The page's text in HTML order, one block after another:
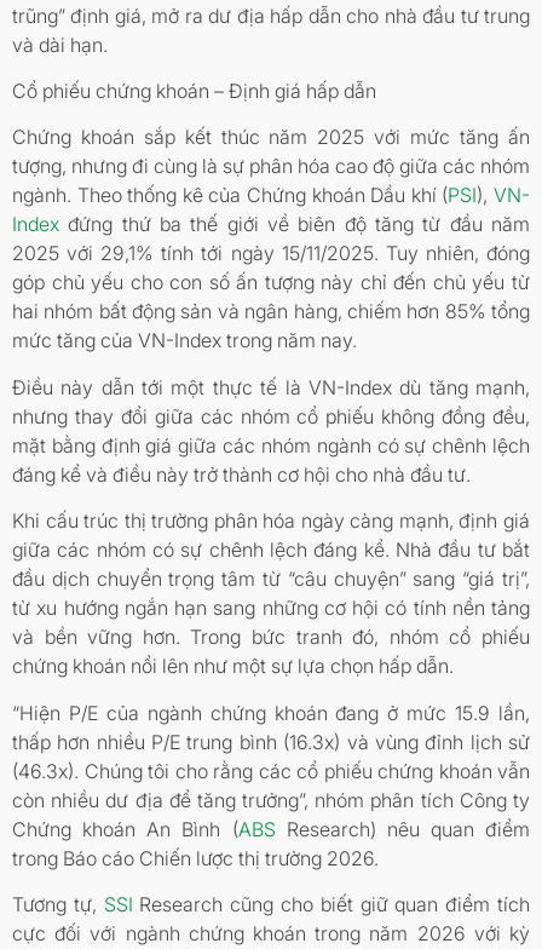
trũng” định giá, mở ra dư địa hấp dẫn cho nhà đầu tư trung
và dài hạn.
Cổ phiếu chứng khoán – Định giá hấp dẫn
Chứng khoán sắp kết thúc năm 2025 với mức tăng ấn
tượng, nhưng đi cùng là sự phân hóa cao độ giữa các nhóm
ngành. Theo thống kê của Chứng khoán Dầu khí (PSI),VN-
Index đứng thứ ba thế giới về biên độ tăng từ đầu năm
2025 với 29,1% tính tới ngày 15/11/2025. Tuy nhiên, đóng
góp chủ yếu cho con số ấn tượng này chỉ đến chủ yếu từ
hai nhóm bất động sản và ngân hàng, chiếm hơn 85% tổng
mức tăng của VN-Index trong năm nay.
Điều này dẫn tới một thực tế là VN-Index dù tăng mạnh,
nhưng thay đổi giữa các nhóm cổ phiếu không đồng đều,
mặt bằng định giá giữa các nhóm ngành có sự chênh lệch
đáng kể và điều này trở thành cơ hội cho nhà đầu tư.
Khi cấu trúc thị trường phân hóa ngày càng mạnh, định giá
giữa các nhóm có sự chênh lệch đáng kể. Nhà đầu tư bắt
đầu dịch chuyển trọng tâm từ “câu chuyện” sang “giá trị”,
từ xu hướng ngắn hạn sang những cơ hội có tính nền tảng
và bền vững hơn. Trong bức tranh đó, nhóm cổ phiếu
chứng khoán nổi lên như một sự lựa chọn hấp dẫn.
“Hiện P/E của ngành chứng khoán đang ở mức 15.9 lần,
thấp hơn nhiều P/E trung bình (16.3x) và vùng đỉnh lịch sử
(46.3x). Chúng tôi cho rằng các cổ phiếu chứng khoán vẫn
còn nhiều dư địa để tăng trưởng”, nhóm phân tích Công ty
Chứng khoán An Bình (ABS Research) nêu quan điểm
trong Báo cáo Chiến lược thị trường 2026.
Tương tự, SSI Research cũng cho biết giữ quan điểm tích
cực đối với ngành chứng khoán trong năm 2026 với kỳ